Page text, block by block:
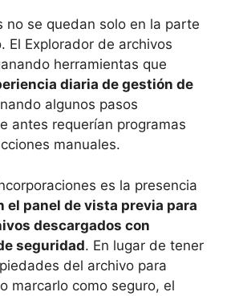
no se quedan solo en la parte
El Explorador de archivos
herramientas que
diaria de gestión de
algunos pasos
antes requerían programas
manuales.
es la presencia
el panel de vista previa para
descargados con
seguridad. En lugar de tener
del archivo para
marcarlo como seguro, el